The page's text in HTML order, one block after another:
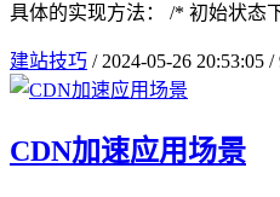
具体的实现方法： /* 初始状
建站技巧 /2024-05-26 20:53:05 /
CDN加速应用场景